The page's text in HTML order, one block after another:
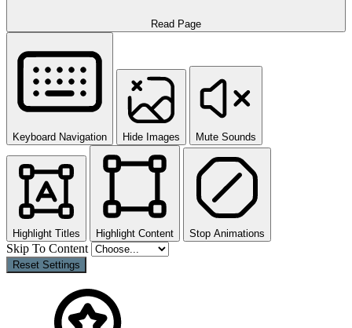
Read Page
Keyboard Navigation Hide Images Mute Sounds
Highlight Titles Highlight Content Stop Animations
Skip To Content
Reset Settings